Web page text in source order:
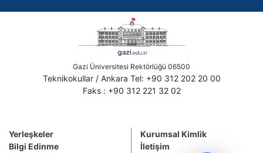
Gazi Üniversitesi Rektörlüğü 06500
Teknikokullar / Ankara Tel: +90 312 202 20 00
Faks : +90 312 221 32 02
Yerleşkeler
Bilgi Edinme
Kurumsal Kimlik
İletişim